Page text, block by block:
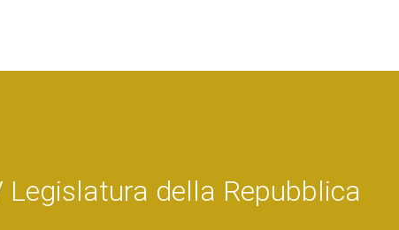
Legislatura della Repubblica